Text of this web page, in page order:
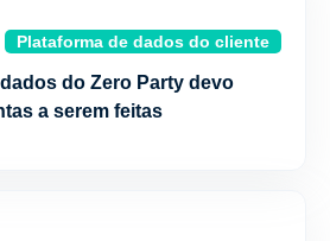
Plataforma de dados do cliente
do Zero Party devo
a serem feitas